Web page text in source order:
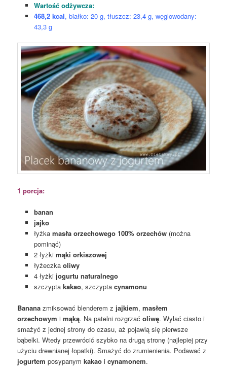
Wartość odżywcza:
468,2 kcal, białko: 20 g, tłuszcz: 23,4 g, węglowodany:
43,3 g
1 porcja:
banan
jajko
łyżka masła orzechowego 100% orzechów (można
pominąć)
2 łyżki mąki orkiszowej
łyżeczka oliwy
4 łyżki jogurtu naturalnego
szczypta kakao, szczypta cynamonu
Banana zmiksować blenderem z jajkiem,masłem
orzechowym imąką. Na patelni rozgrzaćoliwę. Wylać ciasto i
smażyć z jednej strony do czasu, aż pojawią się pierwsze
bąbelki. Wtedy przewrócić szybko na drugą stronę (najlepiej przy
użyciu drewnianej łopatki). Smażyć do zrumienienia. Podawać z
jogurtem posypanymkakao icynamonem.